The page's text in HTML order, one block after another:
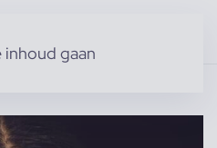
inhoud gaan